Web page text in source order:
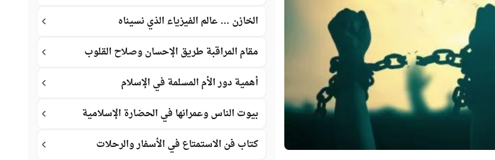
الخازن … عالم الفيزياء الذي نسيناه
مقام المراقبة طريق الإحسان وصلاح القلوب
أهمية دور الأم المسلمة في الإسلام
بيوت الناس وعمرانها في الحضارة الإسلامية
كتاب فن الاستمتاع في الأسفار والرحلات